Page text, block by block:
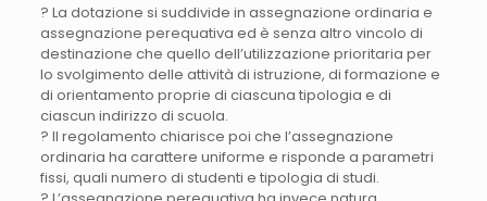
? La dotazione si suddivide in assegnazione ordinaria e
assegnazione perequativa ed è senza altro vincolo di
destinazione che quello dell’utilizzazione prioritaria per
lo svolgimento delle attività di istruzione, di formazione e
di orientamento proprie di ciascuna tipologia e di
ciascun indirizzo di scuola.
? Il regolamento chiarisce poi che l’assegnazione
ordinaria ha carattere uniforme e risponde a parametri
fissi, quali numero di studenti e tipologia di studi.